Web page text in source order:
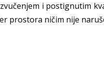
i postignutim
prostora ničim nije